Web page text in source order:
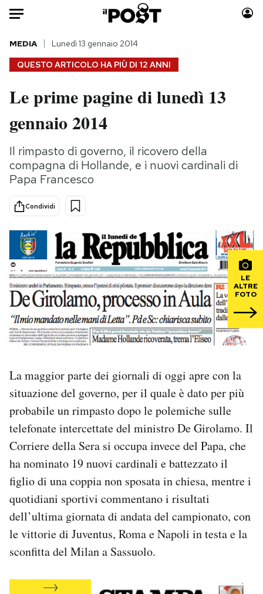
Auto
HOME
Italia
Politica
Tecnologia
Internet
Scienza
Cultura
Economia
Sport
Moda
Storie/Idee
Ok Boomer!
Mondiali calcio 2026
PODCAST
NEWSLETTER
CALENDARIO
AREA PERSONALE
Area Personale
Newsletter
Notifiche mobile
Regala il Post
Esci
QUESTO ARTICOLO HA PIÙ DI 12 ANNI
MEDIA Lunedì 13 gennaio 2014
Le prime pagine di lunedì 13
gennaio 2014
Il rimpasto di governo, il ricovero della
compagna di Hollande, e i nuovi cardinali di
Papa Francesco
Condividi
LE
ALTRE
FOTO
La maggior parte dei giornali di oggi apre con la
situazione del governo, per il quale è dato per più
probabile un rimpasto dopo le polemiche sulle
telefonate intercettate del ministro De Girolamo. Il
Corriere della Sera si occupa invece del Papa, che
ha nominato 19 nuovi cardinali e battezzato il
figlio di una coppia non sposata in chiesa, mentre i
quotidiani sportivi commentano i risultati
dell’ultima giornata di andata del campionato, con
le vittorie di Juventus, Roma e Napoli in testa e la
sconfitta del Milan a Sassuolo.